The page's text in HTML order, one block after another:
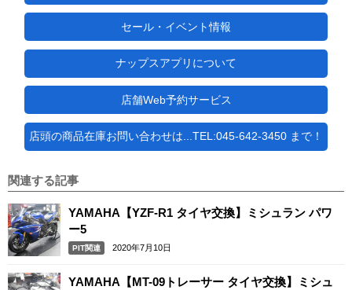
セール・イベント情報
ナップスアプリについて
店舗Web予約サービス
店頭の商品在庫お問い合わせは...TEL:045-642-3450 まで！
関連する記事
YAMAHA【YZF-R1 タイヤ交換】ミシュラン パワ
ー5
PIT関連 2020年7月10日
YAMAHA【MT-09トレーサー タイヤ交換】ミシュ